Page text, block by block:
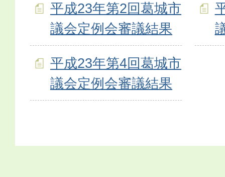
平成23年第2回葛城市
議会定例会審議結果
平成23年第4回葛城市
議会定例会審議結果